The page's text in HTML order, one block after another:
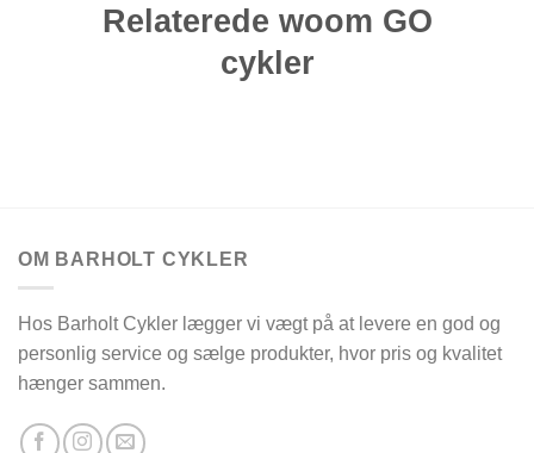
Relaterede woom GO
cykler
OM BARHOLT CYKLER
Hos Barholt Cykler lægger vi vægt på at levere en god og
personlig service og sælge produkter, hvor pris og kvalitet
hænger sammen.